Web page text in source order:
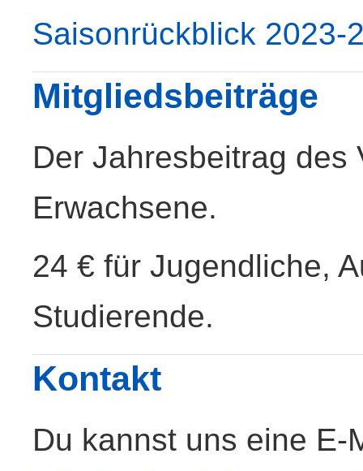
Saisonrückblick 2023-
Mitgliedsbeiträge
Der Jahresbeitrag des
Erwachsene.
24 € für Jugendliche,
Studierende.
Kontakt
Du kannst uns eine E-